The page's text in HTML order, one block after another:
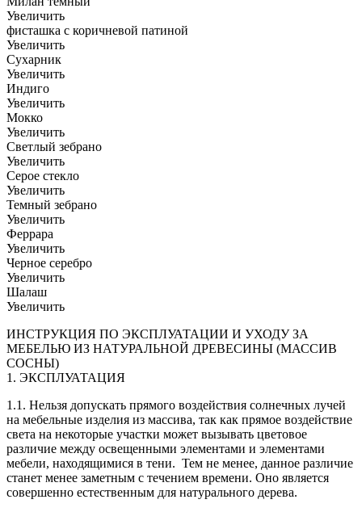
Увеличить
фисташка с коричневой патиной
Увеличить
Сухарник
Увеличить
Индиго
Увеличить
Мокко
Увеличить
Светлый зебрано
Увеличить
Серое стекло
Увеличить
Темный зебрано
Увеличить
Феррара
Увеличить
Черное серебро
Увеличить
Шалаш
Увеличить
ИНСТРУКЦИЯ ПО ЭКСПЛУАТАЦИИ И УХОДУ ЗА
МЕБЕЛЬЮ ИЗ НАТУРАЛЬНОЙ ДРЕВЕСИНЫ (МАССИВ
СОСНЫ)
1. ЭКСПЛУАТАЦИЯ
1.1. Нельзя допускать прямого воздействия солнечных лучей
на мебельные изделия из массива, так как прямое воздействие
света на некоторые участки может вызывать цветовое
различие между освещенными элементами и элементами
мебели, находящимися в тени. Тем не менее, данное различие
станет менее заметным с течением времени. Оно является
совершенно естественным для натурального дерева.